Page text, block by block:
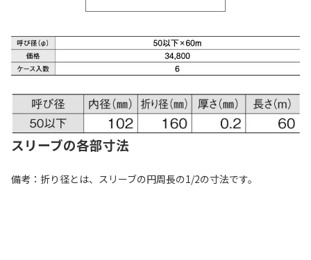
スリーブの各部寸法
備考：折り径とは、スリーブの円周長の1/2の寸法です。